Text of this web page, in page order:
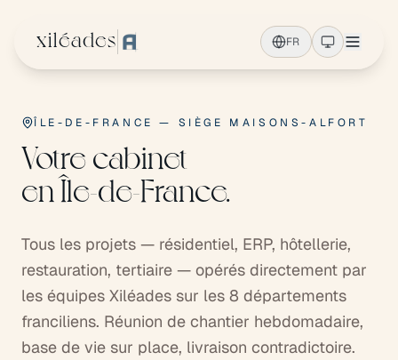
xiléades
FR
ÎLE-DE-FRANCE — SIÈGE MAISONS-ALFORT
Votre cabinet
en Île-de-France.
Tous les projets — résidentiel, ERP, hôtellerie,
restauration, tertiaire — opérés directement par
les équipes Xiléades sur les 8 départements
franciliens. Réunion de chantier hebdomadaire,
base de vie sur place, livraison contradictoire.